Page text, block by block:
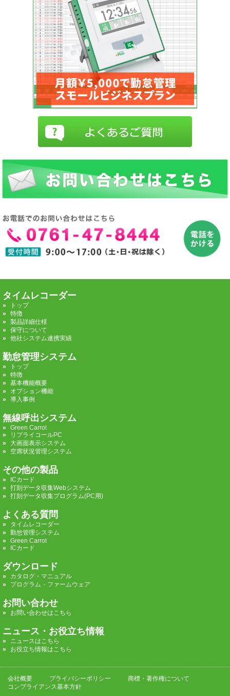
タイムレコーダー
トップ
特徴
製品詳細仕様
保守について
他社システム連携実績
勤怠管理システム
トップ
特徴
基本機能概要
オプション機能
導入事例
無線呼出システム
Green Carrot
リプライコールPC
大画面表示システム
空席状況管理システム
その他の製品
ICカード
打刻データ収集Webシステム
打刻データ収集プログラム(PC用)
よくある質問
タイムレコーダー
勤怠管理システム
Green Carrot
ICカード
ダウンロード
カタログ・マニュアル
プログラム・ファームウェア
お問い合わせ
お問い合わせはこちら
ニュース・お役立ち情報
ニュースはこちら
お役立ち情報はこちら
会社概要 プライバシーポリシー
商標・著作権について
コンプライアンス基本方針